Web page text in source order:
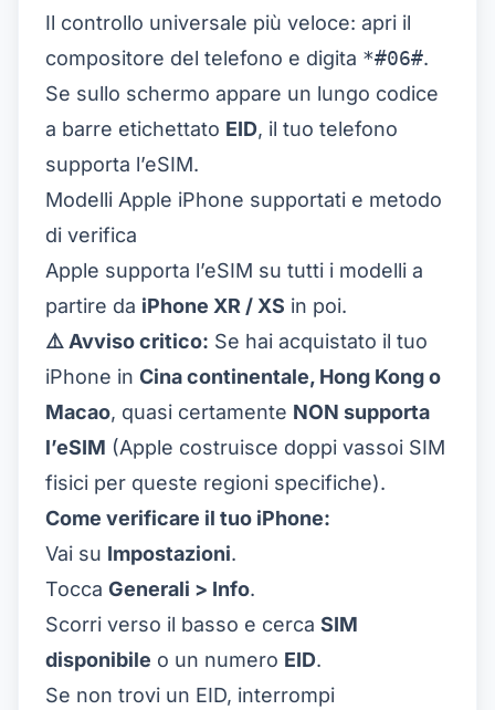
Il controllo universale più veloce: apri il
compositore del telefono e digita *#06#.
Se sullo schermo appare un lungo codice
a barre etichettato EID, il tuo telefono
supporta l’eSIM.
Modelli Apple iPhone supportati e metodo
di verifica
Apple supporta l’eSIM su tutti i modelli a
partire da iPhone XR / XS in poi.
⚠️ Avviso critico: Se hai acquistato il tuo
iPhone in Cina continentale, Hong Kong o
Macao, quasi certamente NON supporta
l’eSIM (Apple costruisce doppi vassoi SIM
fisici per queste regioni specifiche).
Come verificare il tuo iPhone:
Vai su Impostazioni.
Tocca Generali > Info.
Scorri verso il basso e cerca SIM
disponibile o un numero EID.
Se non trovi un EID, interrompi